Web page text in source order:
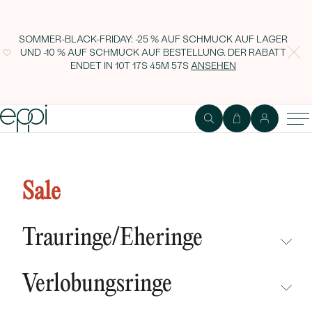
SOMMER-BLACK-FRIDAY: -25 % AUF SCHMUCK AUF LAGER
UND -10 % AUF SCHMUCK AUF BESTELLUNG. DER RABATT
ENDET IN 10T 17S 45M 56S ANSEHEN
Sale
Trauringe/Eheringe
NEUHEITEN
Verlobungsringe
Denrak